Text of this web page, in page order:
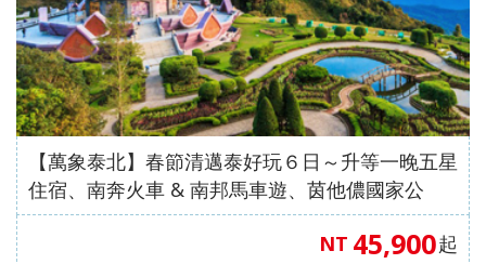
【萬象泰北】春節清邁泰好玩６日～升等一晚五星
住宿、南奔火車 & 南邦馬車遊、茵他儂國家公
園、必比登推薦餐廳、Sky walk & 大象學校【泰
NT 45,900起